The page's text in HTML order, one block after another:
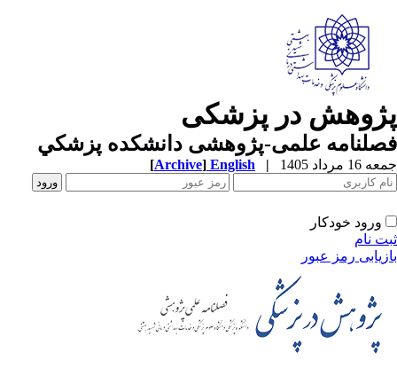
در پزشکی
علمی-پژوهشی دانشکده پزشکي
مرداد 1405 |
English
[Archive]
ورود خودکار
نام
رمز عبور